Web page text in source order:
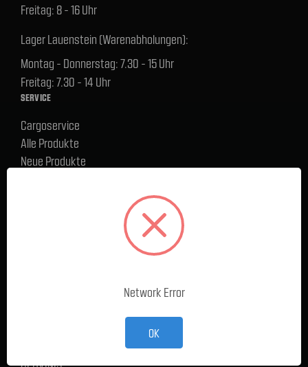
Freitag: 8 - 16 Uhr
Lager Lauenstein (Warenabholungen):
Montag - Donnerstag: 7.30 - 15 Uhr
Freitag: 7.30 - 14 Uhr
SERVICE
Cargoservice
Alle Produkte
Neue Produkte
Versand und Zahlungsbedingungen
Ford Performance Racing Parts
Network Error
OK